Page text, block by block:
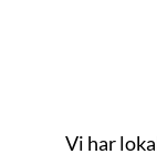
Vi har